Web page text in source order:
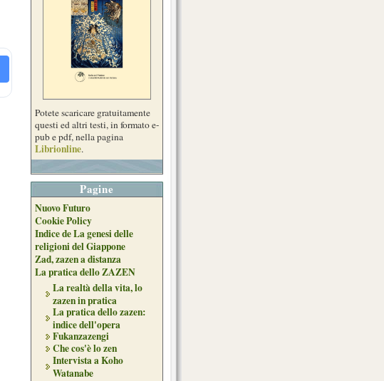
Potete scaricare gratuitamente
questi ed altri testi, in formato e-
pub e pdf, nella pagina
Librionline.
Pagine
Nuovo Futuro
Cookie Policy
Indice de La genesi delle
religioni del Giappone
Zad, zazen a distanza
La pratica dello ZAZEN
La realtà della vita, lo
zazen in pratica
La pratica dello zazen:
indice dell'opera
Fukanzazengi
Che cos'è lo zen
Intervista a Koho
Watanabe